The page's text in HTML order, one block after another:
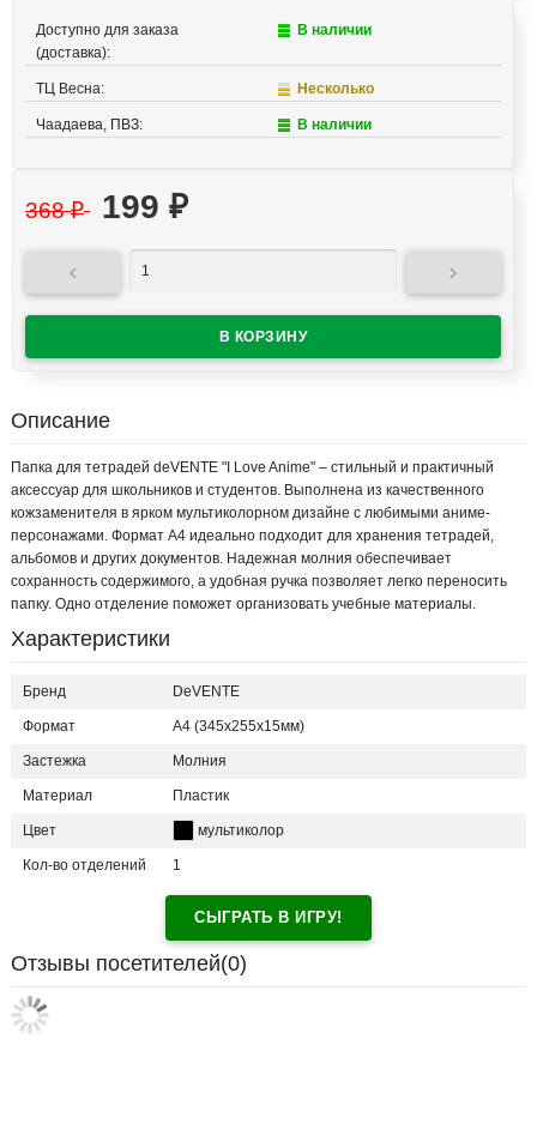
Доступно для заказа
(доставка):
В наличии
ТЦ Весна: Несколько
Чаадаева, ПВЗ: В наличии
368₽ 199 ₽
 
Описание
Папка для тетрадей deVENTE "I Love Anime" – стильный и практичный
аксессуар для школьников и студентов. Выполнена из качественного
кожзаменителя в ярком мультиколорном дизайне с любимыми аниме-
персонажами. Формат А4 идеально подходит для хранения тетрадей,
альбомов и других документов. Надежная молния обеспечивает
сохранность содержимого, а удобная ручка позволяет легко переносить
папку. Одно отделение поможет организовать учебные материалы.
Характеристики
Бренд DeVENTE
Формат А4 (345x255x15мм)
Застежка Молния
Материал Пластик
Цвет мультиколор
Кол-во отделений 1
СЫГРАТЬ В ИГРУ!
Отзывы посетителей(0)